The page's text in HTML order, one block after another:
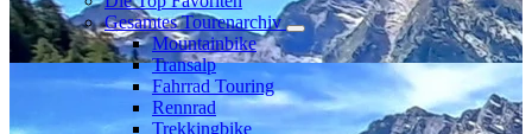
Gesamtes Tourenarchiv
Mountainbike
Transalp
Fahrrad Touring
Rennrad
Trekkingbike